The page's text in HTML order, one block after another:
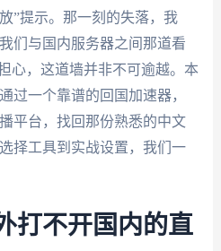
”提示。那一刻的失落，我
们与国内服务器之间那道看
心，这道墙并非不可逾越。本
过一个靠谱的回国加速器，
平台，找回那份熟悉的中文
择工具到实战设置，我们一
打不开国内的直